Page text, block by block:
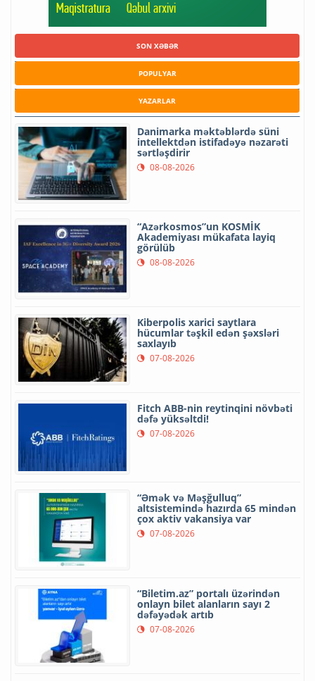
SON XƏBƏR
POPULYAR
YAZARLAR
Danimarka məktəblərdə süni
intellektdən istifadəyə nəzarəti
sərtləşdirir
08-08-2026
“Azərkosmos”un KOSMİK
Akademiyası mükafata layiq
görülüb
08-08-2026
Kiberpolis xarici saytlara
hücumlar təşkil edən şəxsləri
saxlayıb
07-08-2026
Fitch ABB-nin reytinqini növbəti
dəfə yüksəltdi!
07-08-2026
“Əmək və Məşğulluq”
altsistemində hazırda 65 mindən
çox aktiv vakansiya var
07-08-2026
“Biletim.az” portalı üzərindən
onlayn bilet alanların sayı 2
dəfəyədək artıb
07-08-2026